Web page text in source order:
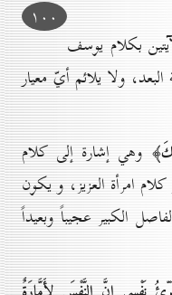
۱٠٠
بكلام يوسف
ولا يلائم أيّ معيار
وهي إشارة إلى كلام
امرأة العزيز، و يكون
الكبير عجيباً وبعيداً